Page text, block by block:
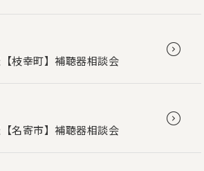
枝幸町】補聴器相談会
名寄市】補聴器相談会